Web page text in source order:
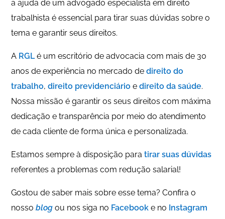
a ajuda de um advogado especialista em direito
trabalhista é essencial para tirar suas dúvidas sobre o
tema e garantir seus direitos.
A RGLé um escritório de advocacia com mais de 30
anos de experiência no mercado de direito do
trabalho, direito previdenciário e direito da saúde.
Nossa missão é garantir os seus direitos com máxima
dedicação e transparência por meio do atendimento
de cada cliente de forma única e personalizada.
Estamos sempre à disposição para tirar suas dúvidas
referentes a problemas com redução salarial!
Gostou de saber mais sobre esse tema? Confira o
nosso blog ou nos siga no Facebook e no Instagram